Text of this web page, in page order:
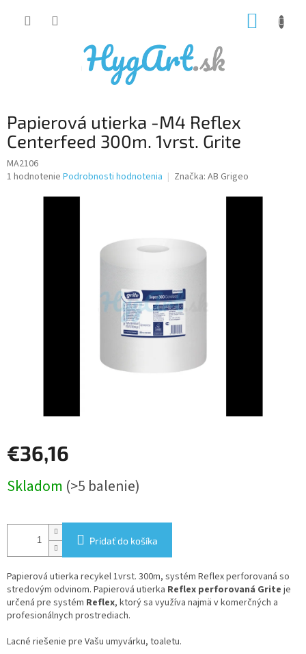
Papierová utierka -M4 Reflex
Centerfeed 300m. 1vrst. Grite
MA2106
Priemerné
1 hodnotenie Podrobnosti hodnotenia Značka: AB Grigeo
€36,16
cena:
Skladom (>5 balenie)
Pridať do košíka
Papierová utierka recykel 1vrst. 300m, systém Reflex perforovaná so
stredovým odvinom. Papierová utierka Reflex perforovaná Grite je
určená pre systém Reflex, ktorý sa využíva najmä v komerčných a
profesionálnych prostrediach.
Lacné riešenie pre Vašu umyvárku, toaletu.